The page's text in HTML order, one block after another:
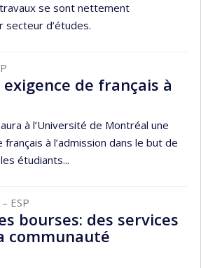
se sont nettement
secteur d’études.
de français à
à l’Université de Montréal une
à l’admission dans le but de
étudiants...
– ESP
bourses: des services
communauté